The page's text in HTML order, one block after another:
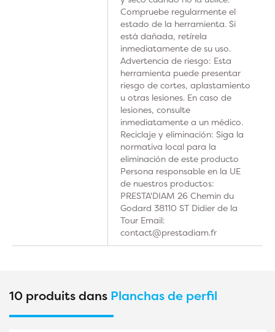
Compruebe regularmente el
estado de la herramienta. Si
está dañada, retírela
inmediatamente de su uso.
Advertencia de riesgo: Esta
herramienta puede presentar
riesgo de cortes, aplastamiento
u otras lesiones. En caso de
lesiones, consulte
inmediatamente a un médico.
Reciclaje y eliminación: Siga la
normativa local para la
eliminación de este producto
Persona responsable en la UE
de nuestros productos:
PRESTA'DIAM 26 Chemin du
Godard 38110 ST Didier de la
Tour Email:
contact@prestadiam.fr
10 produits dans Planchas de perfil